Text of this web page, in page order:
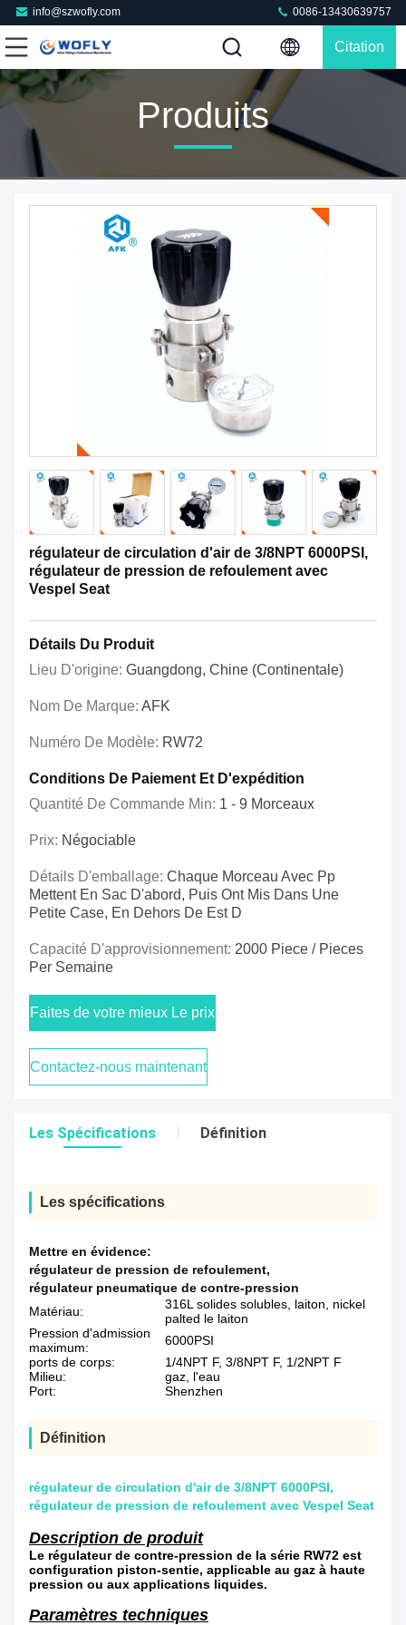
info@szwofly.com 0086-13430639757
Citation
Produits
régulateur de circulation d'air de 3/8NPT 6000PSI,
régulateur de pression de refoulement avec
Vespel Seat
Détails Du Produit
Lieu D'origine: Guangdong, Chine (continentale)
Nom De Marque: AFK
Numéro De Modèle: RW72
Conditions De Paiement Et D'expédition
Quantité De Commande Min: 1 - 9 Morceaux
Prix: Négociable
Détails D'emballage: Chaque Morceau Avec Pp
Mettent En Sac D'abord, Puis Ont Mis Dans Une
Petite Case, En Dehors De Est D
Capacité D'approvisionnement: 2000 Piece / Pieces
Per Semaine
Faites de votre mieux Le prix
Contactez-nous maintenant
Les Spécifications Définition
Les spécifications
Mettre en évidence:
régulateur de pression de refoulement,
régulateur pneumatique de contre-pression
Matériau:
316L solides solubles, laiton, nickel
palted le laiton
Pression d'admission
maximum:
6000PSI
ports de corps:
1/4NPT F, 3/8NPT F, 1/2NPT F
Milieu:
gaz, l'eau
Port:
Shenzhen
Définition
régulateur de circulation d'air de 3/8NPT 6000PSI,
régulateur de pression de refoulement avec Vespel Seat
Description de produit
Le régulateur de contre-pression de la série RW72 est
configuration piston-sentie, applicable au gaz à haute
pression ou aux applications liquides.
Paramètres techniques